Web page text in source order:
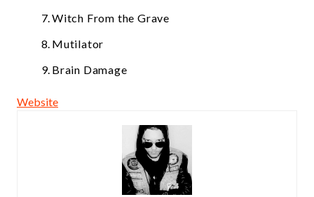
Witch From the Grave
Mutilator
Brain Damage
Website